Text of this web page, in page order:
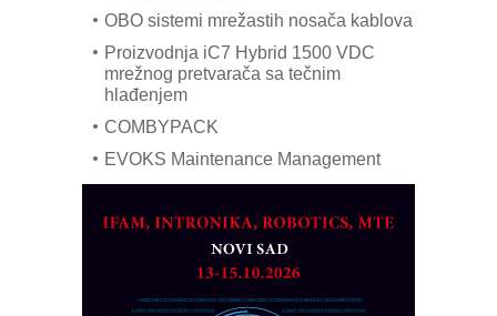
OBO sistemi mrežastih nosača kablova
Proizvodnja iC7 Hybrid 1500 VDC
mrežnog pretvarača sa tečnim
hlađenjem
COMBYPACK
EVOKS Maintenance Management
na viši nivo
Detekcija različitih oblika
MAREX - Lim i mašine za savremena
rešenja